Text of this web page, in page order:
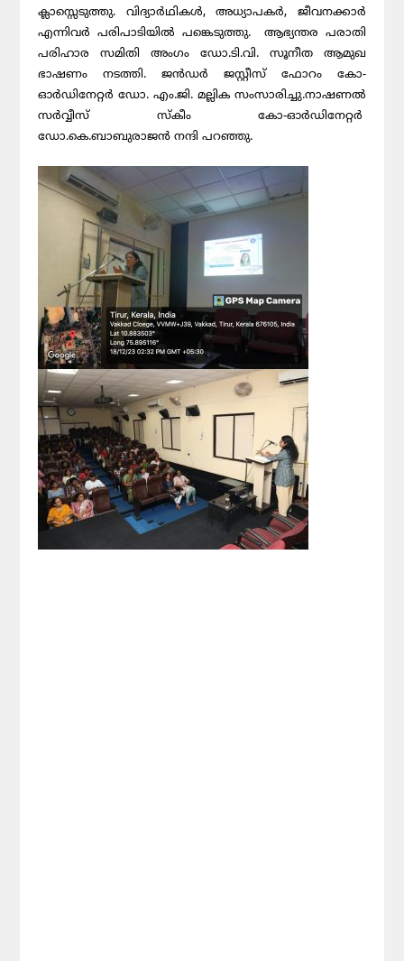
ക്ലാസ്സെടുത്തു. വിദ്യാർഥികൾ, അധ്യാപകർ, ജീവനക്കാർ
എന്നിവർ പരിപാടിയിൽ പങ്കെടുത്തു. ആഭ്യന്തര പരാതി
പരിഹാര സമിതി അംഗം ഡോ.ടി.വി. സൂനീത ആമുഖ
ഭാഷണം നടത്തി. ജൻഡർ ജസ്റ്റീസ് ഫോറം കോ-
ഓർഡിനേറ്റർ ഡോ. എം.ജി. മല്ലിക സംസാരിച്ചു.നാഷണൽ
സർവ്വീസ് സ്കീം കോ-ഓർഡിനേറ്റർ
ഡോ.കെ.ബാബുരാജൻ നന്ദി പറഞ്ഞു.